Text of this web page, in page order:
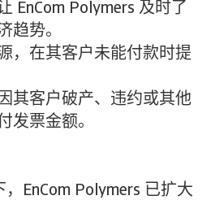
EnCom Polymers 及时了
趋势。
，在其客户未能付款时提
其客户破产、违约或其他
发票金额。
EnCom Polymers 已扩大